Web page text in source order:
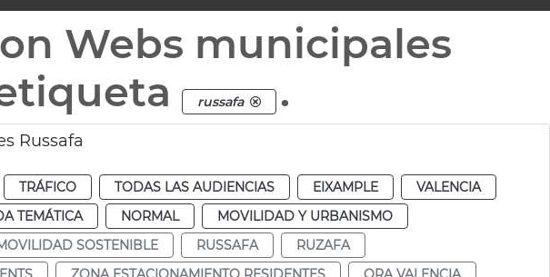
Webs municipales
russafa .
Russafa
TRÁFICO TODAS LAS AUDIENCIAS EIXAMPLE
VALENCIA
TEMÁTICA NORMAL
MOVILIDAD Y URBANISMO
SOSTENIBLE RUSSAFA
RUZAFA